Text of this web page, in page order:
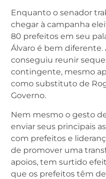
Enquanto o senador
chegar à campanha
80 prefeitos em seu
Álvaro é bem diferente.
conseguiu reunir
contingente, mesmo
como substituto de
Governo.
Nem mesmo o gesto
enviar seus principais
com prefeitos e
de promover uma
apoios, tem surtido
que os prefeitos têm